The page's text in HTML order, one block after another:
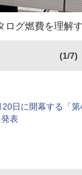
ログ燃費を理解
(1/7)
20日に開幕する「
表